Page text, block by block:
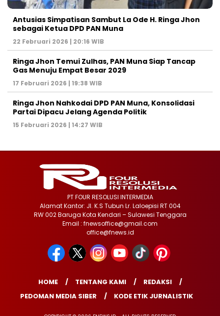
Antusias Simpatisan Sambut La Ode H. Ringa Jhon
sebagai Ketua DPD PAN Muna
22 Februari 2026 | 20:16 WIB
Ringa Jhon Temui Zulhas, PAN Muna Siap Tancap
Gas Menuju Empat Besar 2029
17 Februari 2026 | 19:38 WIB
Ringa Jhon Nahkodai DPD PAN Muna, Konsolidasi
Partai Dipacu Jelang Agenda Politik
15 Februari 2026 | 14:27 WIB
PT FOUR RESOLUSI INTERMEDIA
Alamat Kantor: Jl. K.S Tubun Lr. Laloepisi RT 004
RW 002 Baruga Kota Kendari – Sulawesi Tenggara
Email : fnewsoffice@gmail.com
office@fnews.id
HOME TENTANG KAMI
REDAKSI
PEDOMAN MEDIA SIBER
KODE ETIK JURNALISTIK